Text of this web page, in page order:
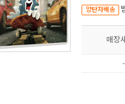
양탄자배송
매장
-